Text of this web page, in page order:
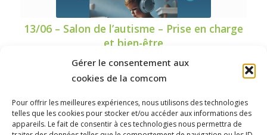
Gérer le consentement aux
cookies de la comcom
Pour offrir les meilleures expériences, nous utilisons des technologies
telles que les cookies pour stocker et/ou accéder aux informations des
appareils. Le fait de consentir à ces technologies nous permettra de
13/06 – Salon de l’autisme – Prise en charge
et bien-être
Date et heure : Samedi 13 juin 2026 de 10h à 17h
Lieu manifestation…